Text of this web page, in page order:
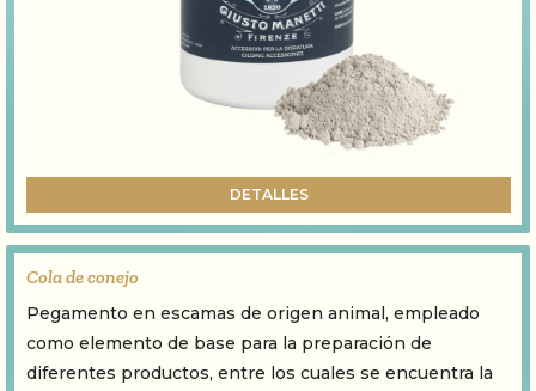
DETALLES
Cola de conejo
Pegamento en escamas de origen animal, empleado
como elemento de base para la preparación de
diferentes productos, entre los cuales se encuentra la